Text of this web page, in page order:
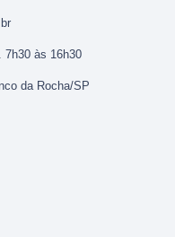
7h30 às 16h30
da Rocha/SP